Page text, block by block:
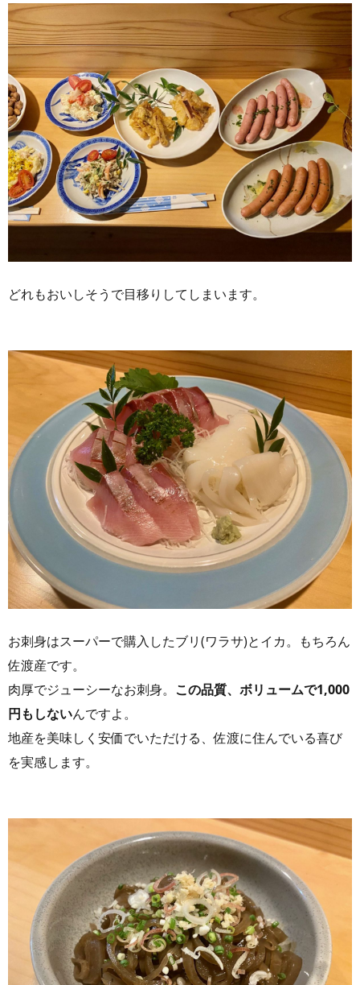
どれもおいしそうで目移りしてしまいます。
お刺身はスーパーで購入したブリ(ワラサ)とイカ。もちろん
佐渡産です。
肉厚でジューシーなお刺身。 この品質、ボリュームで1,000
円もしないんですよ。
地産を美味しく安価でいただける、佐渡に住んでいる喜び
を実感します。